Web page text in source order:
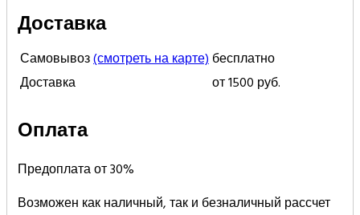
Доставка
Самовывоз(смотреть на карте)бесплатно
Доставка
от 1500 руб.
Оплата
Предоплата от 30%
Возможен как наличный, так и безналичный рассчет